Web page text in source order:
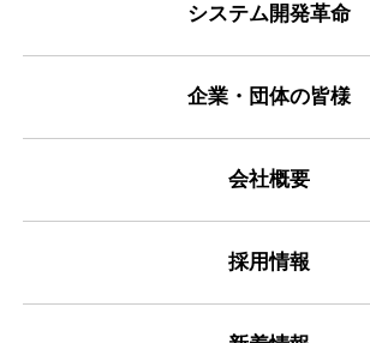
システム開発革命
企業・団体の皆様
会社概要
採用情報